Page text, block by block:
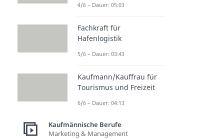
4/6 – Dauer: 05:03
Fachkraft für
Hafenlogistik
5/6 – Dauer: 03:43
Kaufmann/Kauffrau für
Tourismus und Freizeit
6/6 – Dauer: 04:13
Kaufmännische Berufe
Marketing & Management